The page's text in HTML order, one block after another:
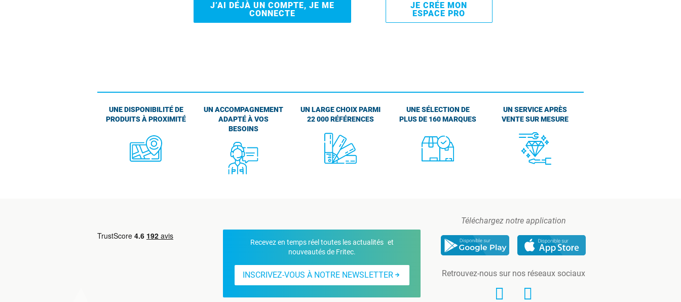
J’AI DÉJÀ UN COMPTE, JE ME
CONNECTE
JE CRÉE MON
ESPACE PRO
UNE DISPONIBILITÉ DE
PRODUITS À PROXIMITÉ
UN ACCOMPAGNEMENT
ADAPTÉ À VOS
BESOINS
UN LARGE CHOIX PARMI
22 000 RÉFÉRENCES
UNE SÉLECTION DE
PLUS DE 160 MARQUES
UN SERVICE APRÈS
VENTE SUR MESURE
Recevez en temps réel toutes les actualités et
nouveautés de Fritec.
INSCRIVEZ-VOUS À NOTRE NEWSLETTER
Téléchargez notre application
Retrouvez-nous sur nos réseaux sociaux